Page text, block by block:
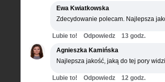
Ewa Kwiatkowska
Zdecydowanie polecam. Najlepsza
Lubie to! Odpowiedz
13 godz.
Agnieszka Kamińska
Najlepsza jakość, jaką do tej pory
Lubie to! Odpowiedz
12 godz.